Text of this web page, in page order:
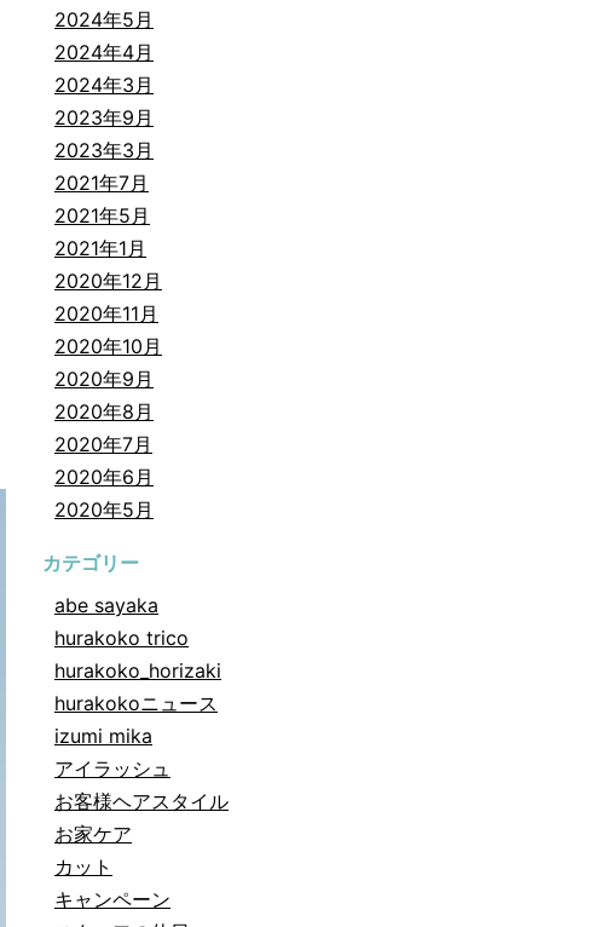
2024年5月
2024年4月
2024年3月
2023年9月
2023年3月
2021年7月
2021年5月
2021年1月
2020年12月
2020年11月
2020年10月
2020年9月
2020年8月
2020年7月
2020年6月
2020年5月
カテゴリー
abe sayaka
hurakoko trico
hurakoko_horizaki
hurakokoニュース
izumi mika
アイラッシュ
お客様ヘアスタイル
お家ケア
カット
キャンペーン